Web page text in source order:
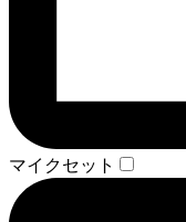
マイクセット